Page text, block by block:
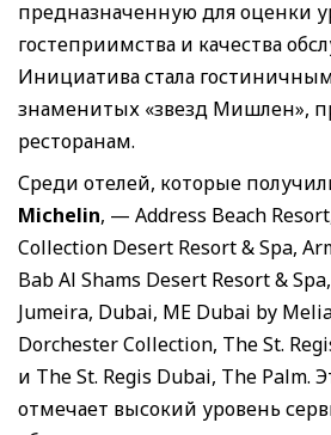
предназначенную для оценки
гостеприимства и качества
Инициатива стала
знаменитых «звезд Мишлен»,
ресторанам.
Среди отелей, которые
Michelin, — Address Beach
Collection Desert Resort & Spa,
Bab Al Shams Desert Resort &
Jumeira, Dubai, ME Dubai by
Dorchester Collection, The St.
и The St. Regis Dubai, The Palm.
отмечает высокий уровень